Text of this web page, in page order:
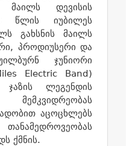
მაილს დევისის
წლის იუბილეს
გახსნის მაილს
პროდიუსერი და
ჯუნიორი
Electric Band)
ლეგენდის
აცოცხლებს
ქმნის.